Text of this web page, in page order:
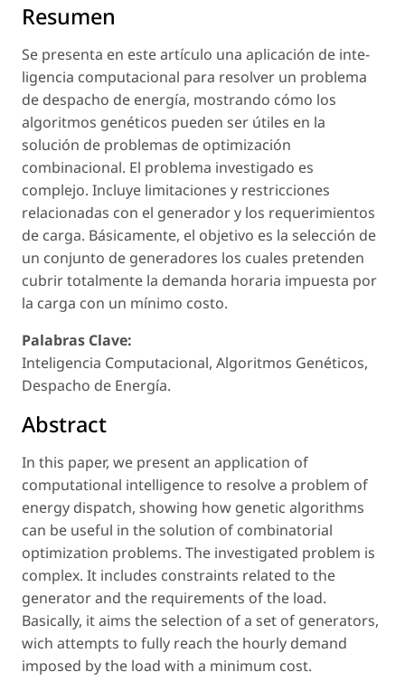
Resumen
Se presenta en este artículo una aplicación de inte-
ligencia computacional para resolver un problema
de despacho de energía, mostrando cómo los
algoritmos genéticos pueden ser útiles en la
solución de problemas de optimización
combinacional. El problema investigado es
complejo. Incluye limitaciones y restricciones
relacionadas con el generador y los requerimientos
de carga. Básicamente, el objetivo es la selección de
un conjunto de generadores los cuales pretenden
cubrir totalmente la demanda horaria impuesta por
la carga con un mínimo costo.
Palabras Clave:
Inteligencia Computacional, Algoritmos Genéticos,
Despacho de Energía.
Abstract
In this paper, we present an application of
computational intelligence to resolve a problem of
energy dispatch, showing how genetic algorithms
can be useful in the solution of combinatorial
optimization problems. The investigated problem is
complex. It includes constraints related to the
generator and the requirements of the load.
Basically, it aims the selection of a set of generators,
wich attempts to fully reach the hourly demand
imposed by the load with a minimum cost.